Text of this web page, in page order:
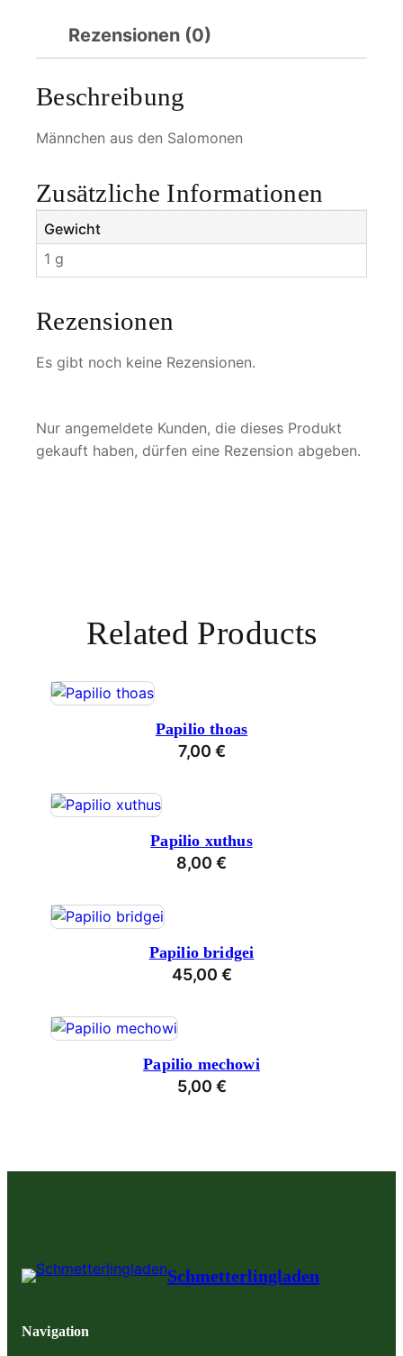
e
M
n
e
Rezensionen (0)
Beschreibung
Männchen aus den Salomonen
Zusätzliche Informationen
Gewicht
1 g
Rezensionen
Es gibt noch keine Rezensionen.
Nur angemeldete Kunden, die dieses Produkt
gekauft haben, dürfen eine Rezension abgeben.
Related Products
Papilio thoas
7,00 €
Papilio xuthus
8,00 €
Papilio bridgei
45,00 €
Papilio mechowi
5,00 €
Schmetterlingladen
Navigation